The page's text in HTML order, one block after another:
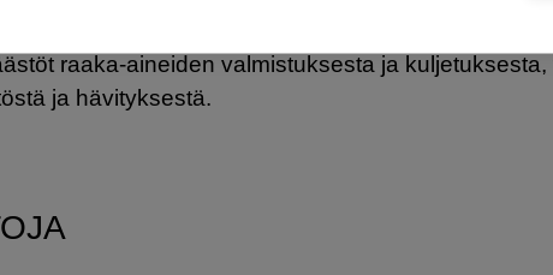
raaka-aineiden valmistuksesta ja
ja hävityksestä.